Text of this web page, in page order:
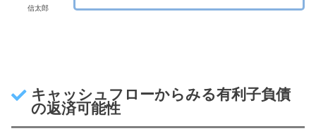
信太郎
キャッシュフローからみる有利子負債
の返済可能性